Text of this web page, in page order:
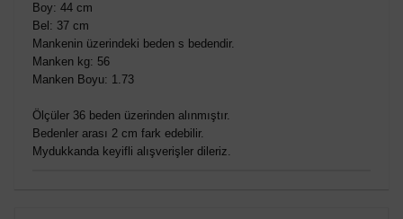
Boy: 44 cm
Bel: 37 cm
Mankenin üzerindeki beden s bedendir.
Manken kg: 56
Manken Boyu: 1.73
Ölçüler 36 beden üzerinden alınmıştır.
Bedenler arası 2 cm fark edebilir.
Mydukkanda keyifli alışverişler dileriz.